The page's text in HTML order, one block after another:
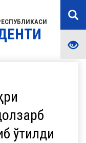
ўтилди